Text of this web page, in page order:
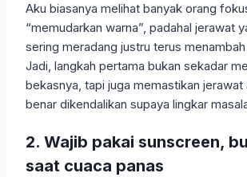
Aku biasanya melihat banyak orang
“memudarkan warna”, padahal jerawat
sering meradang justru terus
Jadi, langkah pertama bukan sekadar
bekasnya, tapi juga memastikan
benar dikendalikan supaya lingkar
2. Wajib pakai sunscreen,
saat cuaca panas